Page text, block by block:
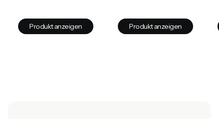
Produkt anzeigen Produkt anzeigen